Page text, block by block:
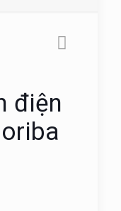
điện